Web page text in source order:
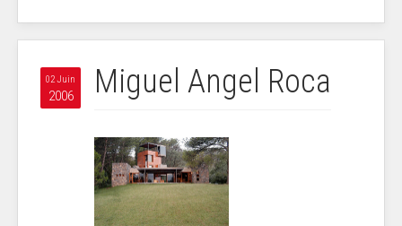
02 Juin
2006 Miguel Angel Roca